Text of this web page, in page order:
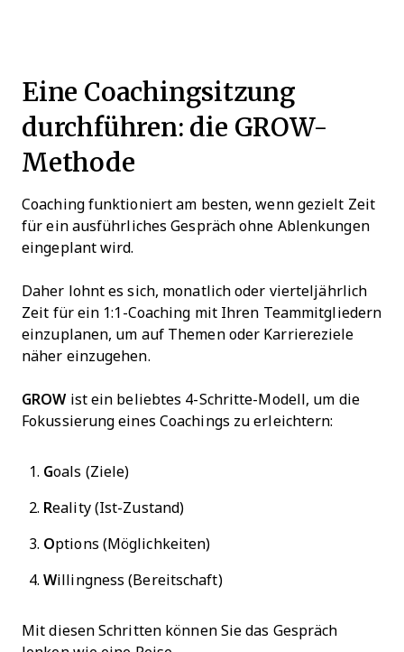
Eine Coachingsitzung
durchführen: die GROW-
Methode
Coaching funktioniert am besten, wenn gezielt Zeit
für ein ausführliches Gespräch ohne Ablenkungen
eingeplant wird.
Daher lohnt es sich, monatlich oder vierteljährlich
Zeit für ein 1:1-Coaching mit Ihren Teammitgliedern
einzuplanen, um auf Themen oder Karriereziele
näher einzugehen.
GROW ist ein beliebtes 4-Schritte-Modell, um die
Fokussierung eines Coachings zu erleichtern:
Goals (Ziele)
Reality (Ist-Zustand)
Options (Möglichkeiten)
Willingness (Bereitschaft)
Mit diesen Schritten können Sie das Gespräch